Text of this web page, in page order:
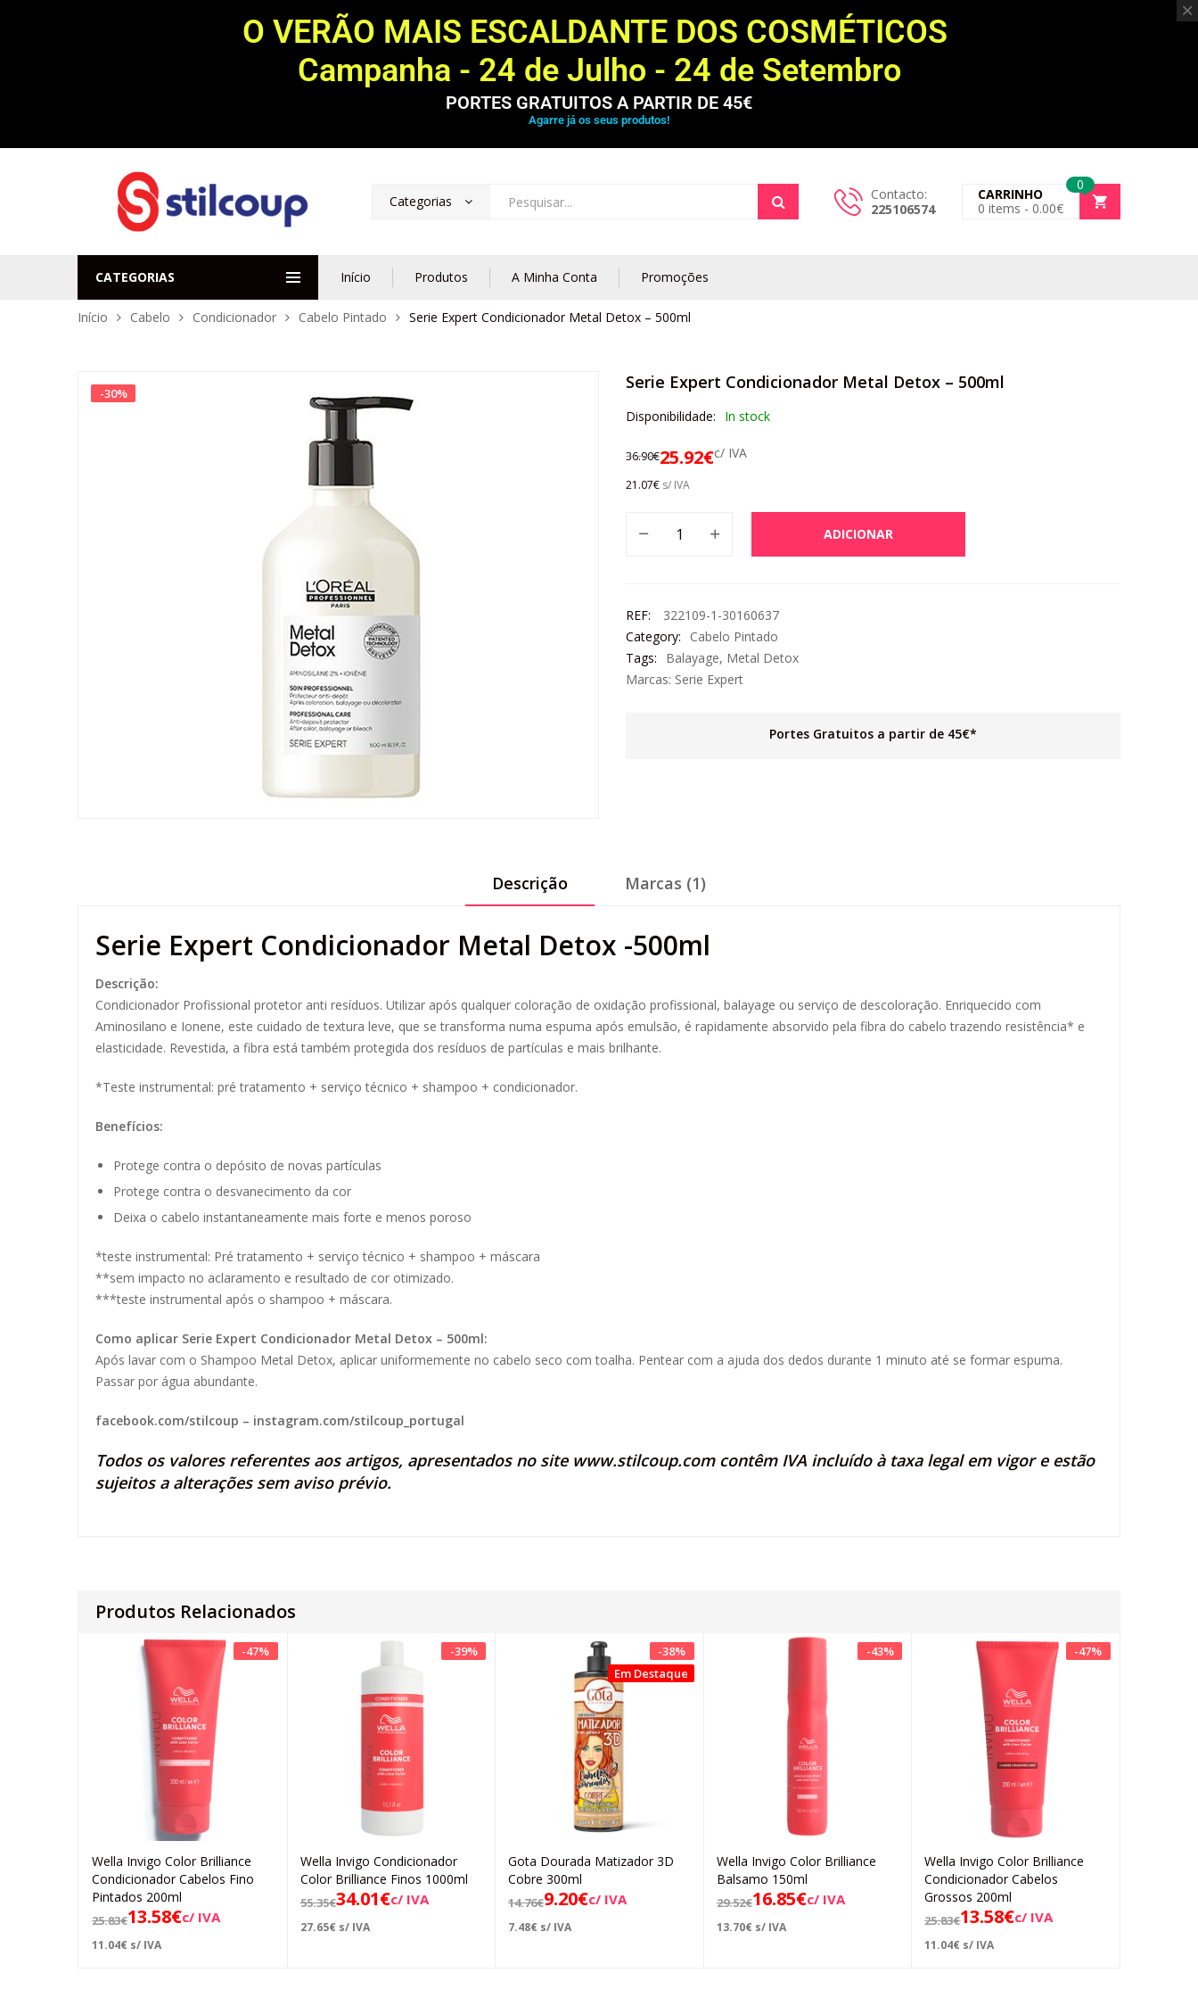
O VERÃO MAIS ESCALDANTE DOS COSMÉTICOS
Campanha - 24 de Julho - 24 de Setembro
PORTES GRATUITOS A PARTIR DE 45€
Agarre já os seus produtos!
Categorias
Contacto:
225106574
0
CARRINHO
0 items - 0.00€
CATEGORIAS Início Produtos A Minha Conta Promoções
Início Cabelo Condicionador Cabelo Pintado Serie Expert Condicionador Metal Detox – 500ml
-30%
Serie Expert Condicionador Metal Detox – 500ml
Disponibilidade: In stock
36.90€25.92€c/ IVA
21.07€ s/ IVA
ADICIONAR
REF:
322109-1-30160637
Category:
Cabelo Pintado
Tags:
Balayage, Metal Detox
Marcas: Serie Expert
Portes Gratuitos a partir de 45€*
Descrição Marcas (1)
Serie Expert Condicionador Metal Detox -500ml
Descrição:
Condicionador Profissional protetor anti resíduos. Utilizar após qualquer coloração de oxidação profissional, balayage ou serviço de descoloração. Enriquecido com
Aminosilano e Ionene, este cuidado de textura leve, que se transforma numa espuma após emulsão, é rapidamente absorvido pela fibra do cabelo trazendo resistência* e
elasticidade. Revestida, a fibra está também protegida dos resíduos de partículas e mais brilhante.
*Teste instrumental: pré tratamento + serviço técnico + shampoo + condicionador.
Benefícios:
Protege contra o depósito de novas partículas
Protege contra o desvanecimento da cor
Deixa o cabelo instantaneamente mais forte e menos poroso
*teste instrumental: Pré tratamento + serviço técnico + shampoo + máscara
**sem impacto no aclaramento e resultado de cor otimizado.
***teste instrumental após o shampoo + máscara.
Como aplicar Serie Expert Condicionador Metal Detox – 500ml:
Após lavar com o Shampoo Metal Detox, aplicar uniformemente no cabelo seco com toalha. Pentear com a ajuda dos dedos durante 1 minuto até se formar espuma.
Passar por água abundante.
facebook.com/stilcoup – instagram.com/stilcoup_portugal
Todos os valores referentes aos artigos, apresentados no site www.stilcoup.comcontêm IVA incluído à taxa legal em vigor e estão
sujeitos a alterações sem aviso prévio.
Produtos Relacionados
-47%
Adicionar
Wella Invigo Color Brilliance
Condicionador Cabelos Fino
Pintados 200ml
25.83€13.58€c/ IVA
11.04€ s/ IVA
-39%
Adicionar
Wella Invigo Condicionador
Color Brilliance Finos 1000ml
55.35€34.01€c/ IVA
27.65€ s/ IVA
-38%
Em Destaque
Adicionar
Gota Dourada Matizador 3D
Cobre 300ml
14.76€9.20€c/ IVA
7.48€ s/ IVA
-43%
Adicionar
Wella Invigo Color Brilliance
Balsamo 150ml
29.52€16.85€c/ IVA
13.70€ s/ IVA
-47%
Adicionar
Wella Invigo Color Brilliance
Condicionador Cabelos
Grossos 200ml
25.83€13.58€c/ IVA
11.04€ s/ IVA